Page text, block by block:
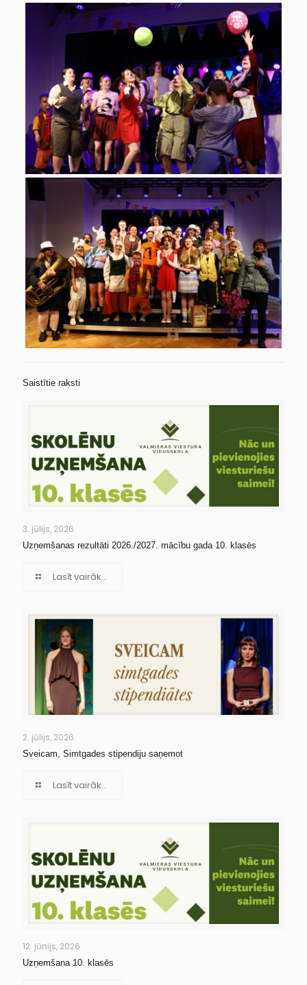
Saistītie raksti
3. jūlijs, 2026
Uzņemšanas rezultāti 2026./2027. mācību gada 10. klasēs
Lasīt vairāk...
2. jūlijs, 2026
Sveicam, Simtgades stipendiju saņemot
Lasīt vairāk...
12. jūnijs, 2026
Uzņemšana 10. klasēs